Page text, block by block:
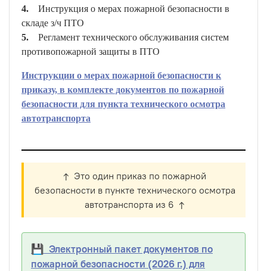
4. Инструкция о мерах пожарной безопасности в
складе з/ч ПТО
5. Регламент технического обслуживания систем
противопожарной защиты в ПТО
Инструкции о мерах пожарной безопасности к
приказу, в комплекте документов по пожарной
безопасности для пункта технического осмотра
автотранспорта
↑ Это один приказ по пожарной
безопасности в пункте технического осмотра
автотранспорта из 6 ↑
💾 Электронный пакет документов по
пожарной безопасности (2026 г.) для